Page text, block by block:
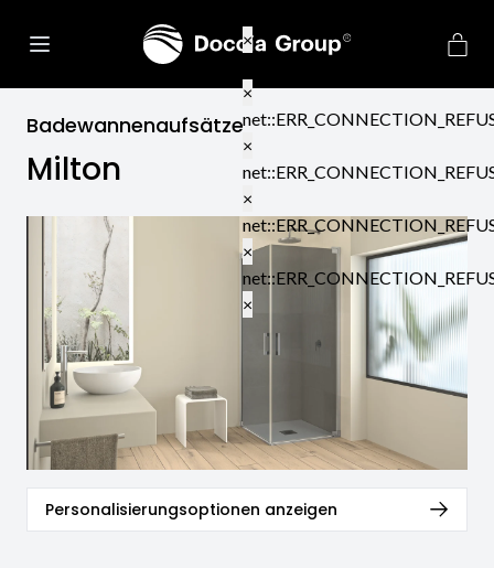
Badewannenaufsätze
Milton
Personalisierungsoptionen anzeigen
×
×
×
×
×
×